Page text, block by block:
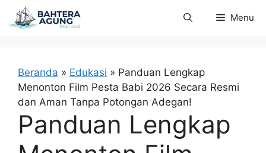
Langsung
ke
Menu
Beranda » Edukasi » Panduan Lengkap
Menonton Film Pesta Babi 2026 Secara Resmi
dan Aman Tanpa Potongan Adegan!
Panduan Lengkap